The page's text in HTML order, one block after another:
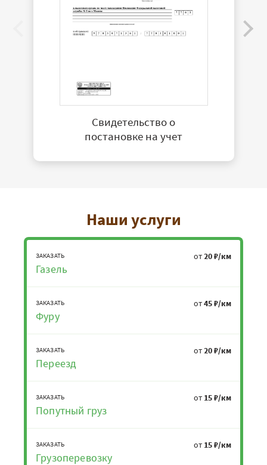
Свидетельство о
постановке на учет
Наши услуги
ЗАКАЗАТЬ
Газель
от20 ₽/км
ЗАКАЗАТЬ
Фуру
от45 ₽/км
ЗАКАЗАТЬ
Переезд
от20 ₽/км
ЗАКАЗАТЬ
Попутный груз
от 15 ₽/км
ЗАКАЗАТЬ
Грузоперевозку
от 15 ₽/км